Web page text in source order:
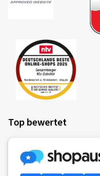
Top bewertet